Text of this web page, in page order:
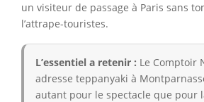
un visiteur de passage à Paris sans
l’attrape-touristes.
L’essentiel a retenir : Le Comptoir
adresse teppanyaki à
autant pour le spectacle que pour